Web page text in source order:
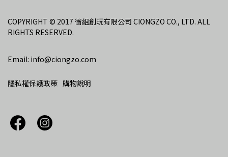
COPYRIGHT © 2017 衝組創玩有限公司 CIONGZO CO., LTD. ALL
RIGHTS RESERVED.
Email: info@ciongzo.com
隱私權保護政策 購物說明